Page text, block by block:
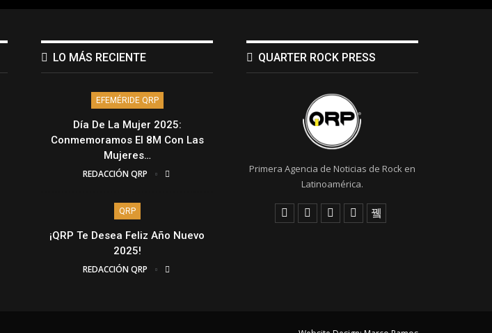
LO MÁS RECIENTE
EFEMÉRIDE QRP
Día De La Mujer 2025:
Conmemoramos El 8M Con Las
Mujeres…
REDACCIÓN QRP
QRP
¡QRP Te Desea Feliz Año Nuevo
2025!
REDACCIÓN QRP
QUARTER ROCK PRESS
Primera Agencia de Noticias de Rock en
Latinoamérica.